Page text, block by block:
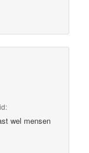
wel mensen